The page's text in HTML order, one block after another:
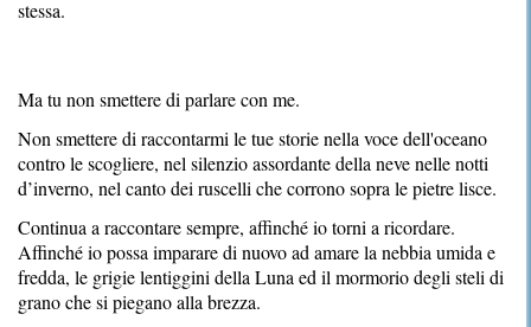
stessa.
Ma tu non smettere di parlare con me.
Non smettere di raccontarmi le tue storie nella voce dell'oceano
contro le scogliere, nel silenzio assordante della neve nelle notti
d’inverno, nel canto dei ruscelli che corrono sopra le pietre lisce.
Continua a raccontare sempre, affinché io torni a ricordare.
Affinché io possa imparare di nuovo ad amare la nebbia umida e
fredda, le grigie lentiggini della Luna ed il mormorio degli steli di
grano che si piegano alla brezza.